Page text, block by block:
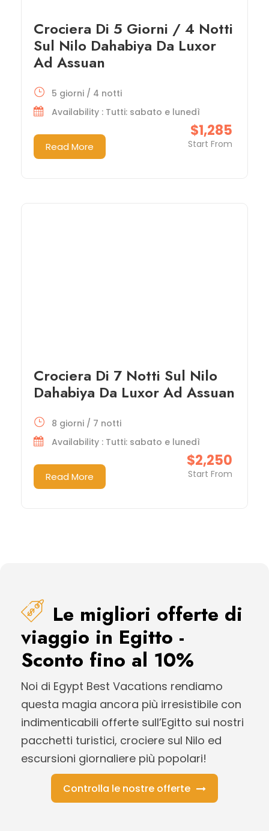
Crociera Di 5 Giorni / 4 Notti
Sul Nilo Dahabiya Da Luxor
Ad Assuan
$1,285
Start From
5 giorni / 4 notti
Availability : Tutti: sabato e lunedì
Read More
Crociera Di 7 Notti Sul Nilo
Dahabiya Da Luxor Ad Assuan
$2,250
Start From
8 giorni / 7 notti
Availability : Tutti: sabato e lunedì
Read More
Le migliori offerte di
viaggio in Egitto -
Sconto fino al 10%
Noi di Egypt Best Vacations rendiamo
questa magia ancora più irresistibile con
indimenticabili offerte sull’Egitto sui nostri
pacchetti turistici, crociere sul Nilo ed
escursioni giornaliere più popolari!
Controlla le nostre offerte